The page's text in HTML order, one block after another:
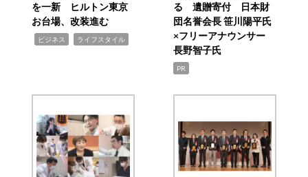
を一新 ヒルトン東京
お台場、改装進む
ビジネス ライフスタイル
る 遺贈寄付 日本財
団名誉会長 笹川陽平氏
×フリーアナウンサー
長野智子氏
PR